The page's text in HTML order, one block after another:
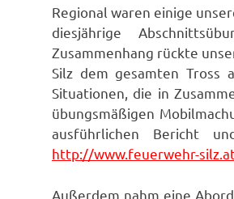
Regional waren einige
diesjährige
Zusammenhang rückte
Silz dem gesamten Tross
Situationen, die in
übungsmäßigen
ausführlichen Bericht
http://www.feuerwehr-
Außerdem nahm eine